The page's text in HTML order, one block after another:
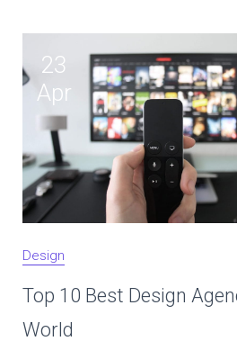
23
Apr
Design
Top 10 Best Design
World